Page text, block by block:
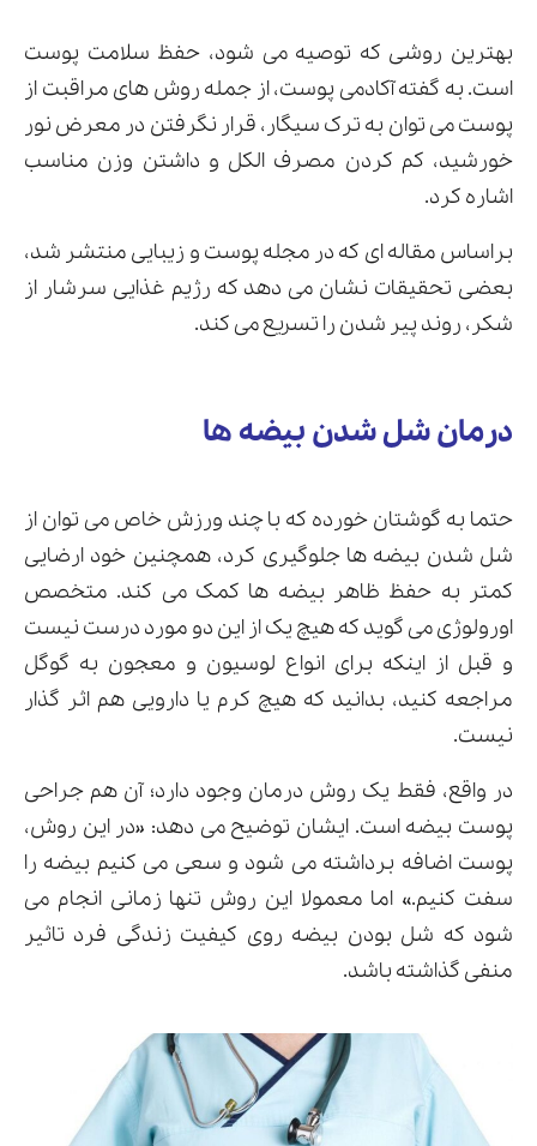
بهترین روشی که توصیه می شود، حفظ سلامت پوست
است. به گفته آکادمی پوست، از جمله روش های مراقبت از
پوست می توان به ترک سیگار، قرار نگرفتن در معرض نور
خورشید، کم کردن مصرف الکل و داشتن وزن مناسب
اشاره کرد.
براساس مقاله ای که در مجله پوست و زیبایی منتشر شد،
بعضی تحقیقات نشان می دهد که رژیم غذایی سرشار از
شکر، روند پیر شدن را تسریع می کند.
درمان شل شدن بیضه ها
حتما به گوشتان خورده که با چند ورزش خاص می توان از
شل شدن بیضه ها جلوگیری کرد، همچنین خود ارضایی
کمتر به حفظ ظاهر بیضه ها کمک می کند. متخصص
اورولوژی می گوید که هیچ یک از این دو مورد درست نیست
و قبل از اینکه برای انواع لوسیون و معجون به گوگل
مراجعه کنید، بدانید که هیچ کرم یا دارویی هم اثر گذار
نیست.
در واقع، فقط یک روش درمان وجود دارد؛ آن هم جراحی
پوست بیضه است. ایشان توضیح می دهد: «در این روش،
پوست اضافه برداشته می شود و سعی می کنیم بیضه را
سفت کنیم.» اما معمولا این روش تنها زمانی انجام می
شود که شل بودن بیضه روی کیفیت زندگی فرد تاثیر
منفی گذاشته باشد.